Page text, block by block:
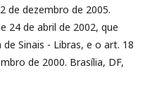
de dezembro de 2005.
24 de abril de 2002, que
Sinais - Libras, e o art. 18
de 2000. Brasília, DF,